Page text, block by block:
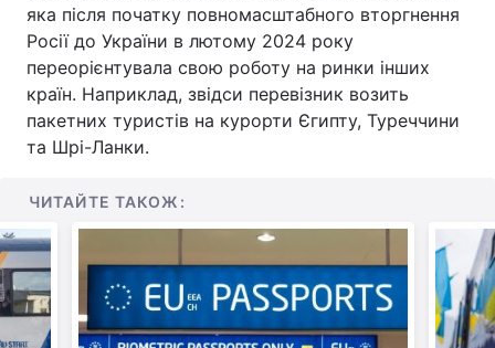
яка після початку повномасштабного вторгнення
Росії до України в лютому 2024 року
переорієнтувала свою роботу на ринки інших
країн. Наприклад, звідси перевізник возить
пакетних туристів на курорти Єгипту, Туреччини
та Шрі-Ланки.
ЧИТАЙТЕ ТАКОЖ: